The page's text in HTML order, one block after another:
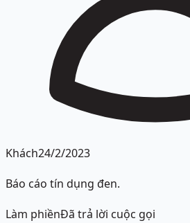
Khách24/2/2023
Báo cáo tín dụng đen.
Làm phiềnĐã trả lời cuộc gọi